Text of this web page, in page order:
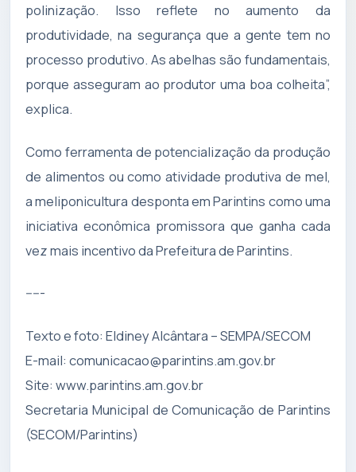
polinização. Isso reflete no aumento da
produtividade, na segurança que a gente tem no
processo produtivo. As abelhas são fundamentais,
porque asseguram ao produtor uma boa colheita”,
explica.
Como ferramenta de potencialização da produção
de alimentos ou como atividade produtiva de mel,
a meliponicultura desponta em Parintins como uma
iniciativa econômica promissora que ganha cada
vez mais incentivo da Prefeitura de Parintins.
-----
Texto e foto: Eldiney Alcântara – SEMPA/SECOM
E-mail:comunicacao@parintins.am.gov.br
Site: www.parintins.am.gov.br
Secretaria Municipal de Comunicação de Parintins
(SECOM/Parintins)